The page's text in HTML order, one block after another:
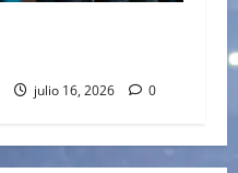
julio 16, 2026 0